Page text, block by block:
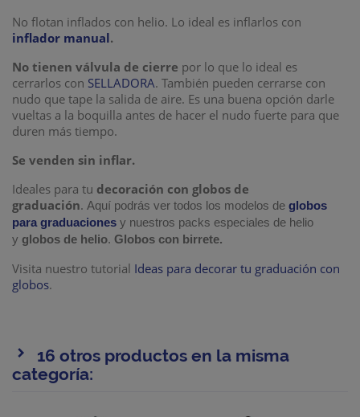
No flotan inflados con helio. Lo ideal es inflarlos con
inflador manual.
No tienen válvula de cierre por lo que lo ideal es
cerrarlos con SELLADORA. También pueden cerrarse con
nudo que tape la salida de aire. Es una buena opción darle
vueltas a la boquilla antes de hacer el nudo fuerte para que
duren más tiempo.
Se venden sin inflar.
Ideales para tu decoración con globos de
graduación. Aquí podrás ver todos los modelos de globos
para graduaciones y nuestros packs especiales de helio
y globos de helio. Globos con birrete.
Visita nuestro tutorial Ideas para decorar tu graduación con
globos.
16 otros productos en la misma
categoría: